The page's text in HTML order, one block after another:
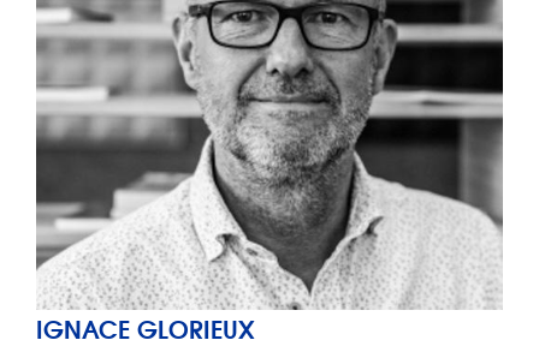
IGNACE GLORIEUX